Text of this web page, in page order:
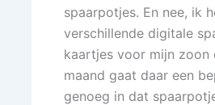
spaarpotjes. En nee, ik
verschillende digitale
kaartjes voor mijn zoon
maand gaat daar een
genoeg in dat